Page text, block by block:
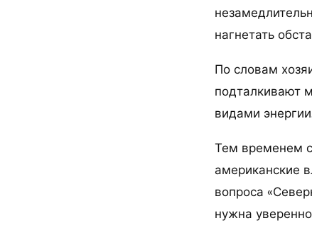
нагнетать
По словам
подталкивают
видами энергии.
Тем временем
американские
вопроса
нужна